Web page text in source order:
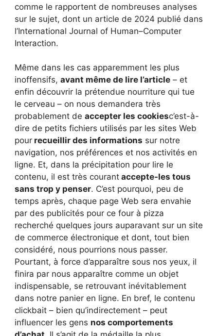
comme le rapportent de nombreuses analyses
sur le sujet, dont un article de 2024 publié dans
l’International Journal of Human–Computer
Interaction.
Même dans les cas apparemment les plus
inoffensifs, avant même de lire l’article – et
enfin découvrir la prétendue nourriture qui tue
le cerveau – on nous demandera très
probablement de accepter les cookiesc’est-à-
dire de petits fichiers utilisés par les sites Web
pour recueillir des informations sur notre
navigation, nos préférences et nos activités en
ligne. Et, dans la précipitation pour lire le
contenu, il est très courant accepte-les tous
sans trop y penser. C’est pourquoi, peu de
temps après, chaque page Web sera envahie
par des publicités pour ce four à pizza
recherché quelques jours auparavant sur un site
de commerce électronique et dont, tout bien
considéré, nous pourrions nous passer.
Pourtant, à force d’apparaître sous nos yeux, il
finira par nous apparaître comme un objet
indispensable, se retrouvant inévitablement
dans notre panier en ligne. En bref, le contenu
clickbait – bien qu’indirectement – peut
influencer les gens nos comportements